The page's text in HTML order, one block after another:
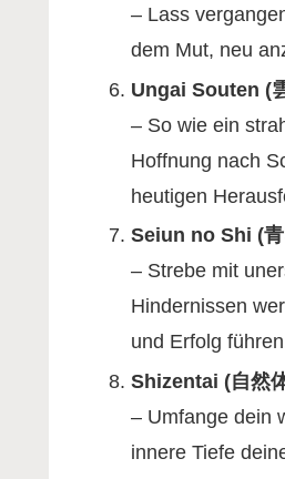
– Lass
dem Mut, neu
Ungai Souten (
– So wie ein
Hoffnung nach
heutigen
Seiun no Shi (
– Strebe mit
Hindernissen
und Erfolg
Shizentai (自然
– Umfange dein
innere Tiefe